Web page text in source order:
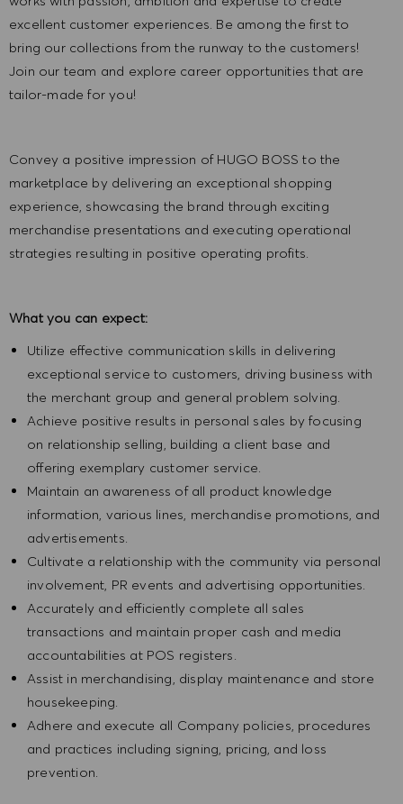
excellent customer experiences. Be among the first to
bring our collections from the runway to the customers!
Join our team and explore career opportunities that are
tailor-made for you!
Convey a positive impression of HUGO BOSS to the
marketplace by delivering an exceptional shopping
experience, showcasing the brand through exciting
merchandise presentations and executing operational
strategies resulting in positive operating profits.
What you can expect:
Utilize effective communication skills in delivering
exceptional service to customers, driving business with
the merchant group and general problem solving.
Achieve positive results in personal sales by focusing
on relationship selling, building a client base and
offering exemplary customer service.
Maintain an awareness of all product knowledge
information, various lines, merchandise promotions, and
advertisements.
Cultivate a relationship with the community via personal
involvement, PR events and advertising opportunities.
Accurately and efficiently complete all sales
transactions and maintain proper cash and media
accountabilities at POS registers.
Assist in merchandising, display maintenance and store
housekeeping.
Adhere and execute all Company policies, procedures
and practices including signing, pricing, and loss
prevention.